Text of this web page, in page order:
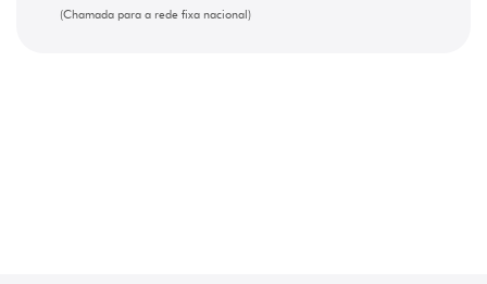
(Chamada para a rede fixa nacional)